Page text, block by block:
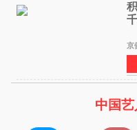
京
奖
工
中国